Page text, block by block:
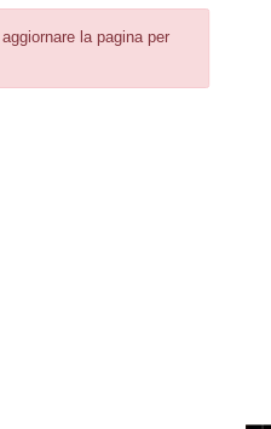
la pagina per